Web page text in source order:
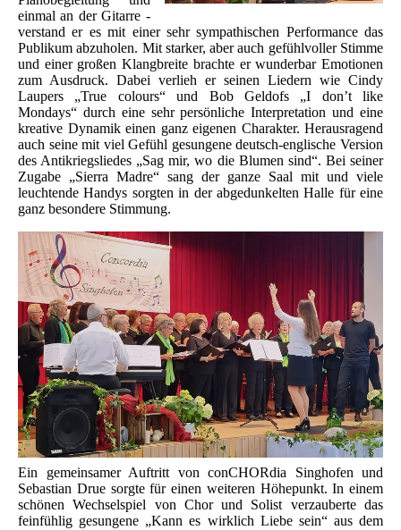
einmal an der Gitarre -
verstand er es mit einer sehr sympathischen Performance das
Publikum abzuholen. Mit starker, aber auch gefühlvoller Stimme
und einer großen Klangbreite brachte er wunderbar Emotionen
zum Ausdruck. Dabei verlieh er seinen Liedern wie Cindy
Laupers „True colours“ und Bob Geldofs „I don’t like
Mondays“ durch eine sehr persönliche Interpretation und eine
kreative Dynamik einen ganz eigenen Charakter. Herausragend
auch seine mit viel Gefühl gesungene deutsch-englische Version
des Antikriegsliedes „Sag mir, wo die Blumen sind“. Bei seiner
Zugabe „Sierra Madre“ sang der ganze Saal mit und viele
leuchtende Handys sorgten in der abgedunkelten Halle für eine
ganz besondere Stimmung.
Ein gemeinsamer Auftritt von conCHORdia Singhofen und
Sebastian Drue sorgte für einen weiteren Höhepunkt. In einem
schönen Wechselspiel von Chor und Solist verzauberte das
feinfühlig gesungene „Kann es wirklich Liebe sein“ aus dem